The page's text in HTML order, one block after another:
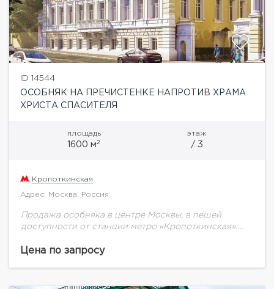
ID 14544
ОСОБНЯК НА ПРЕЧИСТЕНКЕ НАПРОТИВ ХРАМА
ХРИСТА СПАСИТЕЛЯ
площадь
1600 м2
этаж
/ 3
Кропоткинская
Адрес: Москва, Россия
Продажа особняка в центре Москвы, в пешей
доступности от станции метро «Кропоткинская».
было построено в конце XVIII века как центральный
Цена по запросу